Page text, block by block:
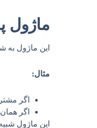
ماژول
این ماژول به
مثال:
اگر مشتری کلیدواژه‌ای
اگر همان کلیدواژه در بازه
این ماژول